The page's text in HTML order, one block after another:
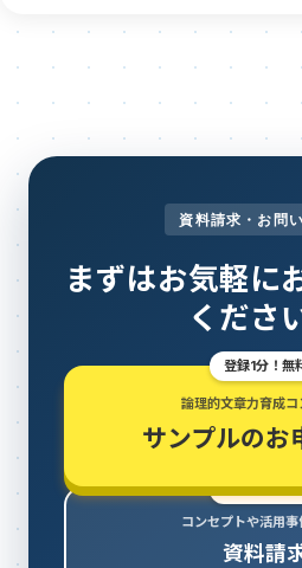
資料請求・お問
まずはお気軽に
くださ
登録1分！無
コンセプトや活用事
資料請
登録1分！無
論理的文章力育成コ
サンプルのお